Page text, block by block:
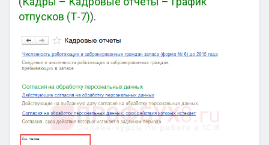
отпусков (Т-7)).